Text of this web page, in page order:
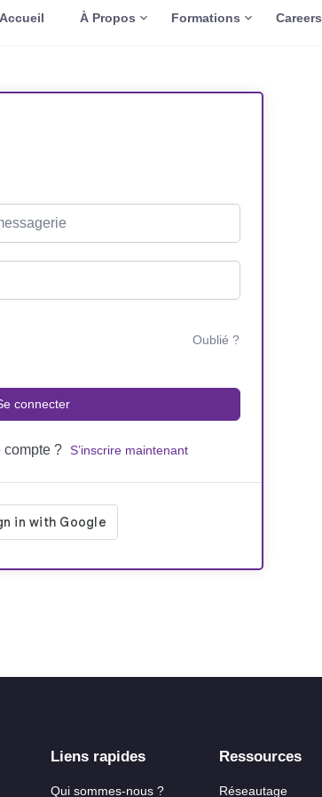
Accueil À Propos Formations Careers
Oublié ?
connecter
compte ? S’inscrire maintenant
Liens rapides
Qui sommes-nous ?
Ressources
Réseautage